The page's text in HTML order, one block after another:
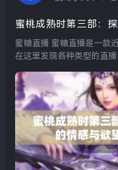
蜜桃成熟时第三部：
蜜糖直播 蜜糖直播是一款近年来备受欢迎的直播平台，用户可以
在这里发现各种类型的直